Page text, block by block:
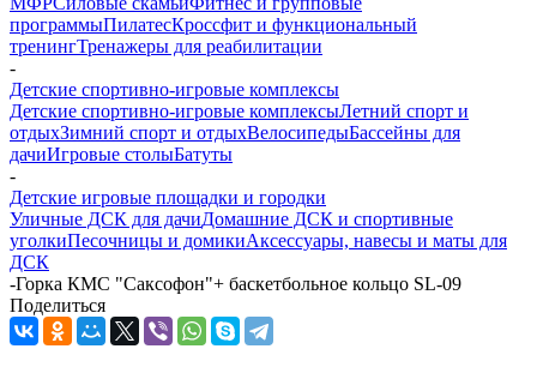
программыПилатесКроссфит и функциональный
тренингТренажеры для реабилитации
-
Детские спортивно-игровые комплексы
Детские спортивно-игровые комплексыЛетний спорт и
отдыхЗимний спорт и отдыхВелосипедыБассейны для
дачиИгровые столыБатуты
-
Детские игровые площадки и городки
Уличные ДСК для дачиДомашние ДСК и спортивные
уголкиПесочницы и домикиАксессуары, навесы и маты для
ДСК
-Горка КМС "Саксофон"+ баскетбольное кольцо SL-09
Поделиться